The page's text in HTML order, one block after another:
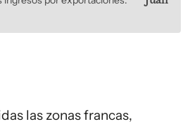
las zonas francas,